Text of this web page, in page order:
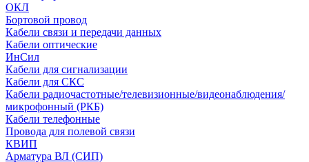
ОКЛ
Бортовой провод
Кабели связи и передачи данных
Кабели оптические
ИнСил
Кабели для сигнализации
Кабели для СКС
Кабели радиочастотные/телевизионные/видеонаблюдения/
микрофонный (РКБ)
Кабели телефонные
Провода для полевой связи
КВИП
Арматура ВЛ (СИП)